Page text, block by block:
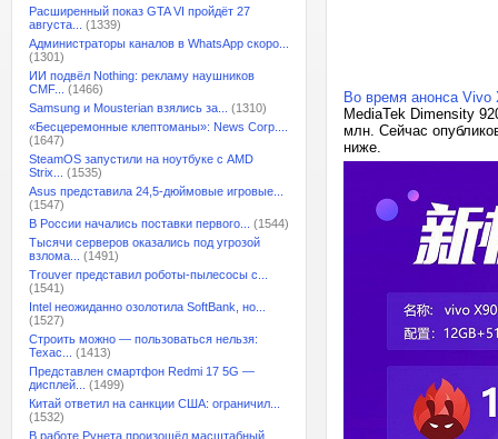
Расширенный показ GTA VI пройдёт 27
августа...
(1339)
Администраторы каналов в WhatsApp скоро...
(1301)
ИИ подвёл Nothing: рекламу наушников
CMF...
(1466)
Samsung и Mousterian взялись за...
(1310)
«Бесцеремонные клептоманы»: News Corp....
(1647)
SteamOS запустили на ноутбуке с AMD
Strix...
(1535)
Asus представила 24,5-дюймовые игровые...
(1547)
В России начались поставки первого...
(1544)
Тысячи серверов оказались под угрозой
взлома...
(1491)
Trouver представил роботы-пылесосы с...
(1541)
Intel неожиданно озолотила SoftBank, но...
(1527)
Строить можно — пользоваться нельзя:
Техас...
(1413)
Представлен смартфон Redmi 17 5G —
дисплей...
(1499)
Китай ответил на санкции США: ограничил...
(1532)
В работе Рунета произошёл масштабный
Во время анонса Vivo
MediaTek Dimensity
млн. Сейчас
ниже.